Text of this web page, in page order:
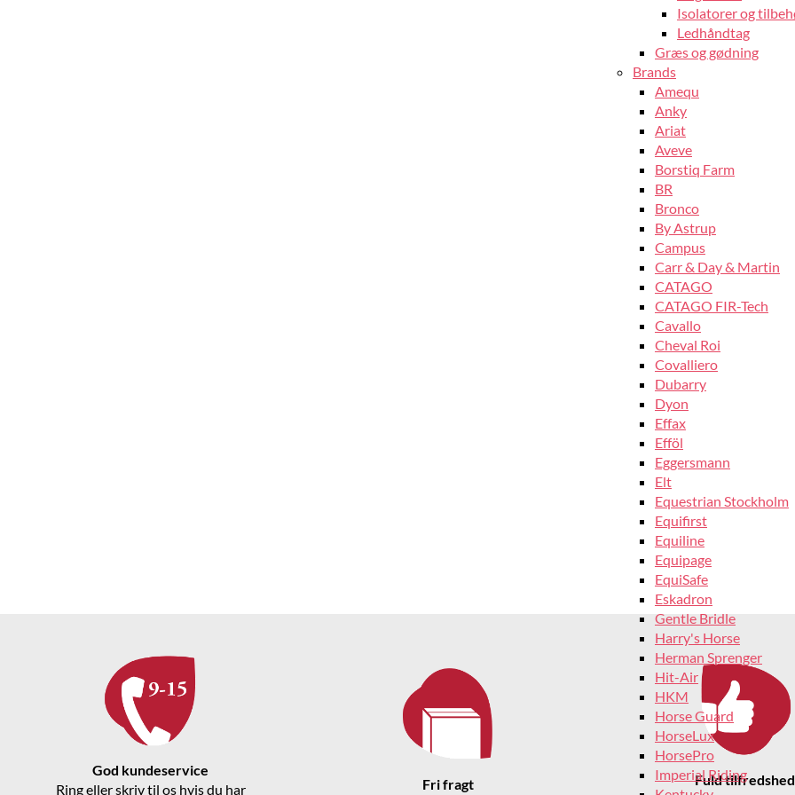
Isolatorer og
Ledhåndtag
Græs og gødning
Brands
Amequ
Anky
Ariat
Aveve
Borstiq Farm
BR
Bronco
By Astrup
Campus
Carr & Day & Martin
CATAGO
CATAGO FIR-Tech
Cavallo
Cheval Roi
Covalliero
Dubarry
Dyon
Effax
Efföl
Eggersmann
Elt
Equestrian Stockholm
Equifirst
Equiline
Equipage
EquiSafe
Eskadron
Gentle Bridle
Harry's Horse
Herman Sprenger
Hit-Air
HKM
Horse Guard
HorseLux
HorsePro
Imperial Riding
God kundeservice
Ring eller skriv til os hvis du har
Fri fragt
Fuld tilfredshed